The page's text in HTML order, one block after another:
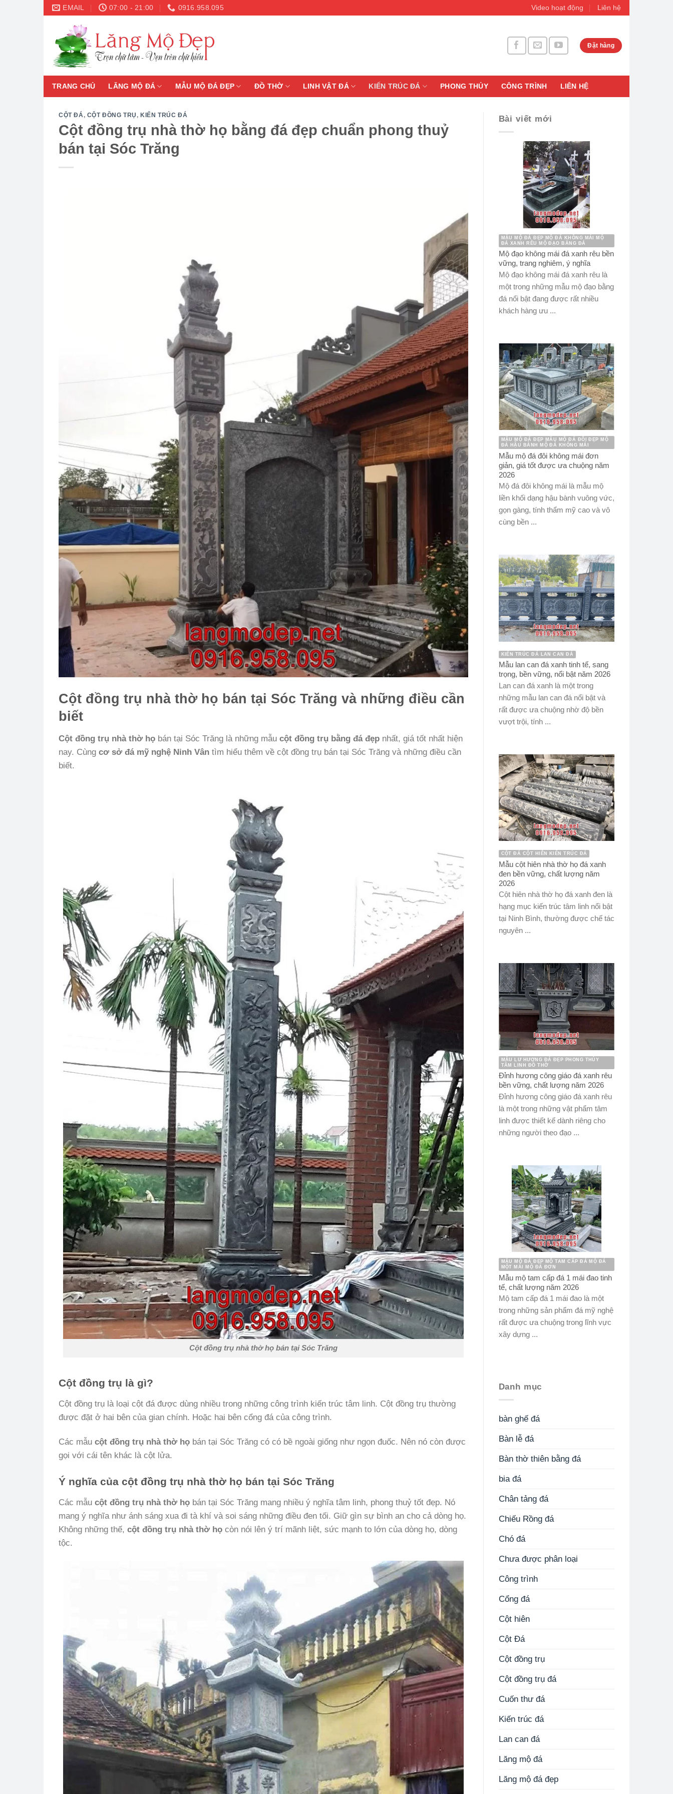
Skip
content
EMAIL 07:00 - 21:00 0916.958.095 Video hoạt động Liên hệ
Đặt hàng
TRANG CHỦ LĂNG MỘ ĐÁ MẪU MỘ ĐÁ ĐẸP ĐỒ THỜ LINH VẬT ĐÁ KIẾN TRÚC ĐÁ PHONG THỦY CÔNG TRÌNH LIÊN HỆ
CỘT ĐÁ, CỘT ĐỒNG TRỤ , KIẾN TRÚC ĐÁ
Cột đồng trụ nhà thờ họ bằng đá đẹp chuẩn phong thuỷ
bán tại Sóc Trăng
Cột đồng trụ nhà thờ họ bán tại Sóc Trăng và những điều cần
biết
Cột đồng trụ nhà thờ họ bán tại Sóc Trăng là những mẫu cột đồng trụ bằng đá đẹp nhất, giá tốt nhất hiện
nay. Cùng cơ sở đá mỹ nghệ Ninh Vân tìm hiểu thêm về cột đồng trụ bán tại Sóc Trăng và những điều cần
biết.
Cột đồng trụ nhà thờ họ bán tại Sóc Trăng
Cột đồng trụ là gì?
Cột đồng trụ là loại cột đá được dùng nhiều trong những công trình kiến trúc tâm linh. Cột đồng trụ thường
được đặt ở hai bên của gian chính. Hoặc hai bên cổng đá của công trình.
Các mẫu cột đồng trụ nhà thờ họ bán tại Sóc Trăng có có bề ngoài giống như ngọn đuốc. Nên nó còn được
gọi với cái tên khác là cột lửa.
Ý nghĩa của cột đồng trụ nhà thờ họ bán tại Sóc Trăng
Các mẫu cột đồng trụ nhà thờ họ bán tại Sóc Trăng mang nhiều ý nghĩa tâm linh, phong thuỷ tốt đẹp. Nó
mang ý nghĩa như ánh sáng xua đi tà khí và soi sáng những điều đen tối. Giữ gìn sự bình an cho cả dòng họ.
Không những thế, cột đồng trụ nhà thờ họ còn nói lên ý trí mãnh liệt, sức mạnh to lớn của dòng họ, dòng
tộc.
Bài viết mới
MẪU MỘ ĐÁ ĐẸP MỘ ĐÁ KHÔNG MÁI MỘ
ĐÁ XANH RÊU MỘ ĐẠO BẰNG ĐÁ
Mộ đạo không mái đá xanh rêu bền
vững, trang nghiêm, ý nghĩa
Mộ đạo không mái đá xanh rêu là
một trong những mẫu mộ đạo bằng
đá nổi bật đang được rất nhiều
khách hàng ưu ...
MẪU MỘ ĐÁ ĐẸP MẪU MỘ ĐÁ ĐÔI ĐẸP MỘ
ĐÁ HẬU BÀNH MỘ ĐÁ KHÔNG MÁI
Mẫu mộ đá đôi không mái đơn
giản, giá tốt được ưa chuộng năm
2026
Mộ đá đôi không mái là mẫu mộ
liền khối dạng hậu bành vuông vức,
gọn gàng, tính thẩm mỹ cao và vô
cùng bền ...
KIẾN TRÚC ĐÁ LAN CAN ĐÁ
Mẫu lan can đá xanh tinh tế, sang
trọng, bền vững, nổi bật năm 2026
Lan can đá xanh là một trong
những mẫu lan can đá nổi bật và
rất được ưa chuộng nhờ độ bền
vượt trội, tính ...
CỘT ĐÁ CỘT HIÊN KIẾN TRÚC ĐÁ
Mẫu cột hiên nhà thờ họ đá xanh
đen bền vững, chất lượng năm
2026
Cột hiên nhà thờ họ đá xanh đen là
hạng mục kiến trúc tâm linh nổi bật
tại Ninh Bình, thường được chế tác
nguyên ...
MẪU LƯ HƯƠNG ĐÁ ĐẸP PHONG THỦY
TÂM LINH ĐỒ THỜ
Đỉnh hương công giáo đá xanh rêu
bền vững, chất lượng năm 2026
Đỉnh hương công giáo đá xanh rêu
là một trong những vật phẩm tâm
linh được thiết kế dành riêng cho
những người theo đạo ...
MẪU MỘ ĐÁ ĐẸP MỘ TAM CẤP ĐÁ MỘ ĐÁ
MỘT MÁI MỘ ĐÁ ĐƠN
Mẫu mộ tam cấp đá 1 mái đao tinh
tế, chất lượng năm 2026
Mộ tam cấp đá 1 mái đao là một
trong những sản phẩm đá mỹ nghệ
rất được ưa chuộng trong lĩnh vực
xây dựng ...
Danh mục
bàn ghế đá
Bàn lễ đá
Bàn thờ thiên bằng đá
bia đá
Chân tảng đá
Chiếu Rồng đá
Chó đá
Chưa được phân loại
Công trình
Cổng đá
Cột hiên
Cột Đá
Cột đồng trụ
Cột đồng trụ đá
Cuốn thư đá
Kiến trúc đá
Lan can đá
Lăng mộ đá
Lăng mộ đá đẹp